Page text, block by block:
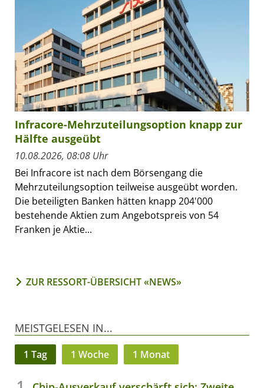
Infracore-Mehrzuteilungsoption knapp zur
Hälfte ausgeübt
10.08.2026, 08:08 Uhr
Bei Infracore ist nach dem Börsengang die
Mehrzuteilungsoption teilweise ausgeübt worden.
Die beteiligten Banken hätten knapp 204'000
bestehende Aktien zum Angebotspreis von 54
Franken je Aktie...
ZUR RESSORT-ÜBERSICHT «NEWS»
MEISTGELESEN IN...
1 Tag 1 Woche 1 Monat